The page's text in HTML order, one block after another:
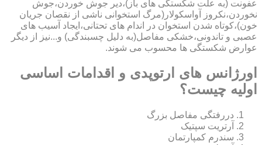
عفونت (به علت شکستگی های باز)،دیر جوش خوردن،جوش
نخوردن،نکروز آواسکولار(مرگ استخوانی ناشی از نقصان جریان
خون)،کوتاه شدن استخوان در اندام های تحتانی،ایجاد آسیب های
عصبی و تاندونی،خشکی مفاصل(به دلیل چسبندگی) و...نیز از دیگر
عوارض شکستگی ها محسوب می شوند.
اورژانس های ارتوپدی و اقدامات اساسی
اولیه چیست؟
دررفتگی مفاصل بزرگ
آرتریت سپتیک
سندرم کمپارتمان